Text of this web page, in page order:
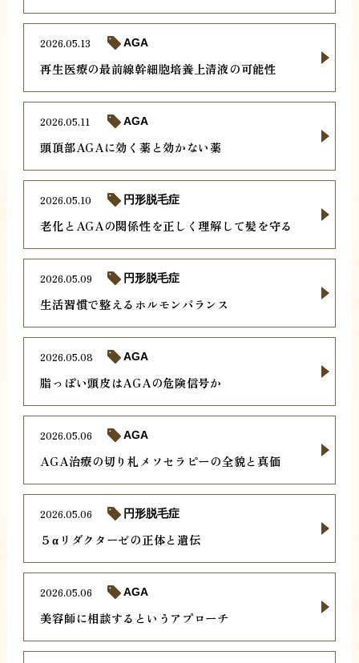
再生医療の最前線幹細胞培養上清液の可能性
2026.05.13 AGA
頭頂部AGAに効く薬と効かない薬
2026.05.11 AGA
老化とAGAの関係性を正しく理解して髪を守る
2026.05.10 円形脱毛症
生活習慣で整えるホルモンバランス
2026.05.09 円形脱毛症
脂っぽい頭皮はAGAの危険信号か
2026.05.08 AGA
AGA治療の切り札メソセラピーの全貌と真価
2026.05.06 AGA
５αリダクターゼの正体と遺伝
2026.05.06 円形脱毛症
美容師に相談するというアプローチ
2026.05.06 AGA